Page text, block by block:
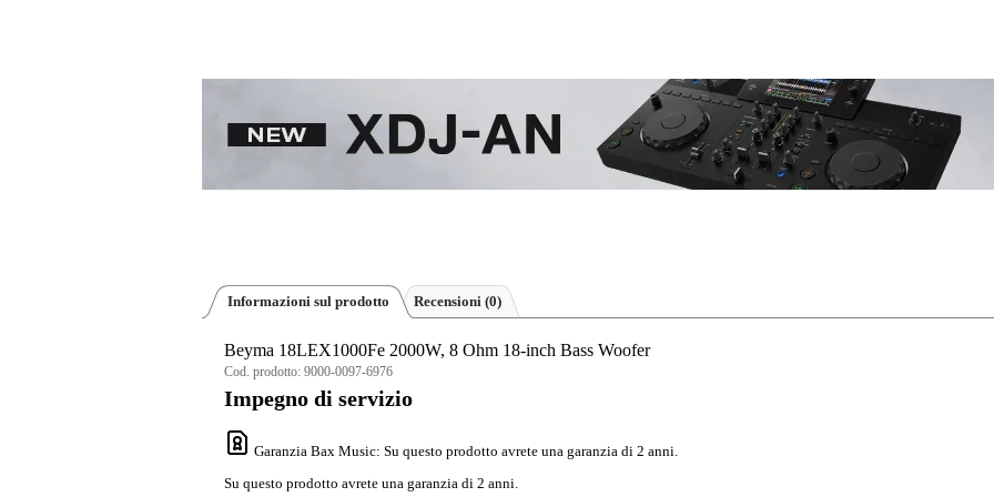
Informazioni sul prodotto Recensioni (0)
Beyma 18LEX1000Fe 2000W, 8 Ohm 18-inch Bass Woofer
Cod. prodotto: 9000-0097-6976
Impegno di servizio
Garanzia Bax Music: Su questo prodotto avrete una garanzia di 2 anni.
Su questo prodotto avrete una garanzia di 2 anni.